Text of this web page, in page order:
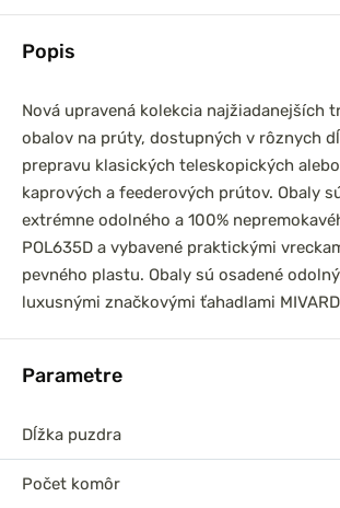
set
DAM Prút Iconic Carp
2-dielny
Popis
Nová upravená kolekcia najžiadanejších
obalov na prúty, dostupných v rôznych
prepravu klasických teleskopických
kaprových a feederových prútov. Obaly
extrémne odolného a 100%
POL635D a vybavené praktickými
pevného plastu. Obaly sú osadené
luxusnými značkovými ťahadlami
Parametre
Dĺžka puzdra
Počet komôr